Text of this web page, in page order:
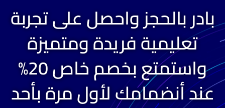
بادر بالحجز واحصل على تجربة
تعليمية فريدة ومتميزة
واستمتع بخصم خاص 20%
عند أنضمامك لأول مرة بأحد